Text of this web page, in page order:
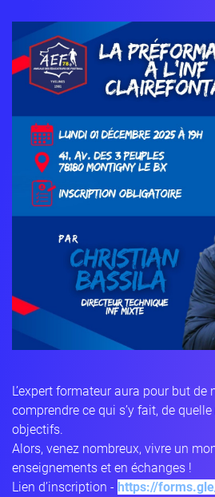
L’expert formateur aura pour but de
comprendre ce qui s’y fait, de
objectifs.
Alors, venez nombreux, vivre un
enseignements et en échanges !
Lien d’inscription - https://